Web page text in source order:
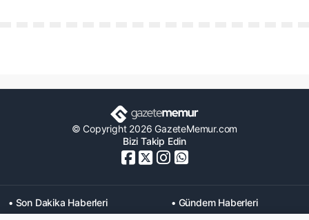
© Copyright 2026 GazeteMemur.com
Bizi Takip Edin
• Son Dakika Haberleri
• Gündem Haberleri
• Memurlar Haberleri
• KPSS Haberleri